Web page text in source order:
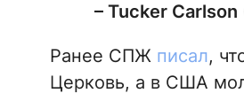
– Tucker
Ранее СПЖ писал,
Церковь, а в США